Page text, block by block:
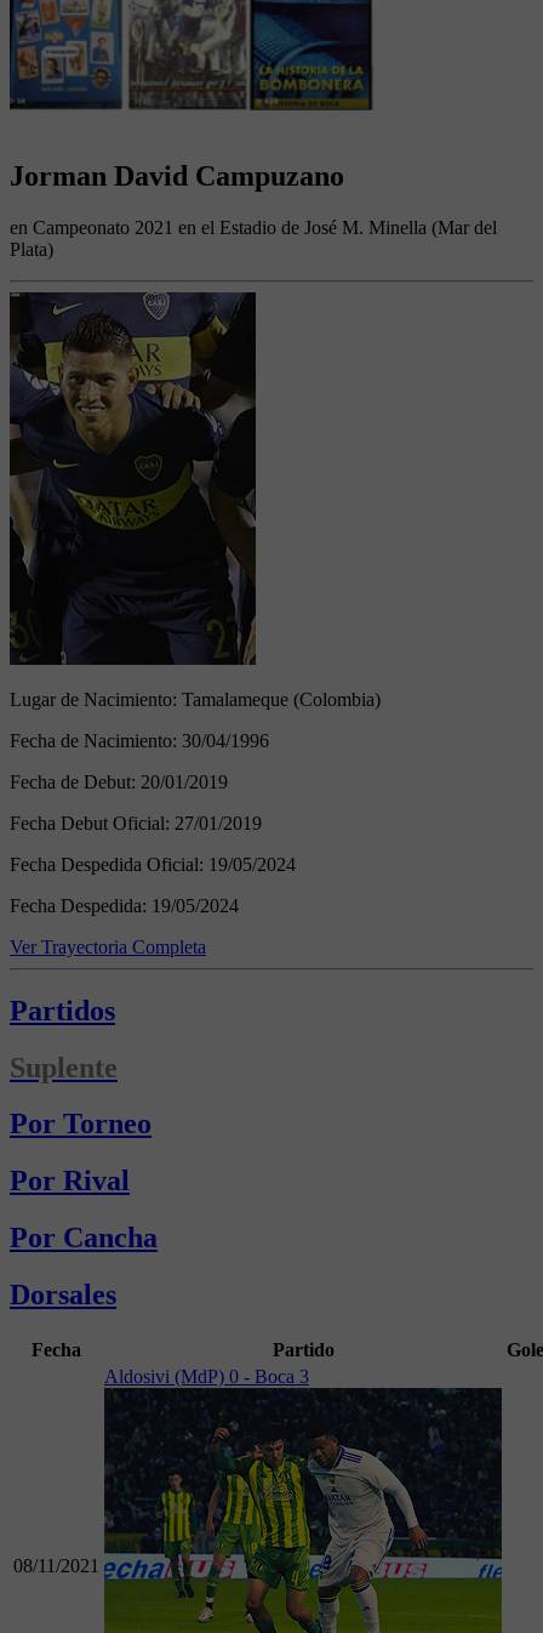
Jorman David Campuzano
en Campeonato 2021 en el Estadio de José M. Minella (Mar del
Plata)
Lugar de Nacimiento: Tamalameque (Colombia)
Fecha de Nacimiento: 30/04/1996
Fecha de Debut: 20/01/2019
Fecha Debut Oficial: 27/01/2019
Fecha Despedida Oficial: 19/05/2024
Fecha Despedida: 19/05/2024
Ver Trayectoria Completa
Partidos
Suplente
Por Torneo
Por Rival
Por Cancha
Dorsales
Fecha Partido
08/11/2021
Aldosivi (MdP) 0 - Boca 3